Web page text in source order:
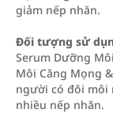
giảm nếp nhăn.
Đối tượng sử
Serum Dưỡng
Môi Căng Mọng
người có đôi môi
nhiều nếp nhăn.